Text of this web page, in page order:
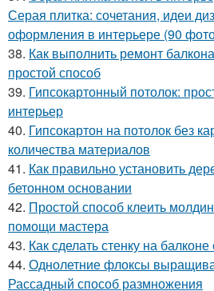
Серая плитка: сочетания, идеи
оформления в интерьере (90
38. Как выполнить ремонт
простой способ
39. Гипсокартонный потолок:
интерьер
40. Гипсокартон на потолок без
количества материалов
41. Как правильно установить
бетонном основании
42. Простой способ клеить
помощи мастера
43. Как сделать стенку на
44. Однолетние флоксы
Рассадный способ размножения